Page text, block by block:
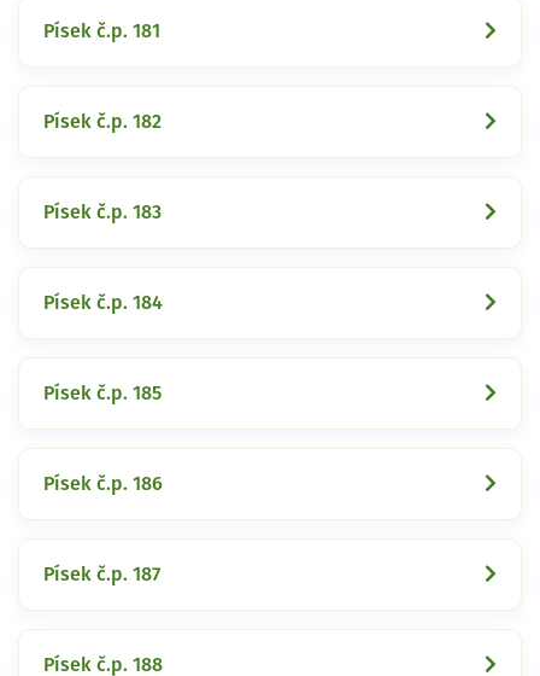
Písek č.p. 181
Písek č.p. 182
Písek č.p. 183
Písek č.p. 184
Písek č.p. 185
Písek č.p. 186
Písek č.p. 187
Písek č.p. 188